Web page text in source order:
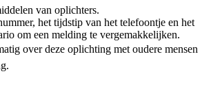
van oplichters.
het tijdstip van het telefoontje en het
om een melding te vergemakkelijken.
over deze oplichting met oudere mensen